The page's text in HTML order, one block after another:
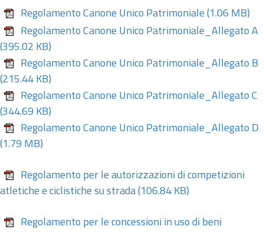
Regolamento Canone Unico Patrimoniale (1.06 MB)
Regolamento Canone Unico Patrimoniale_Allegato A
(395.02 KB)
Regolamento Canone Unico Patrimoniale_Allegato B
(215.44 KB)
Regolamento Canone Unico Patrimoniale_Allegato C
(344.69 KB)
Regolamento Canone Unico Patrimoniale_Allegato D
(1.79 MB)
Regolamento per le autorizzazioni di competizioni
atletiche e ciclistiche su strada (106.84 KB)
Regolamento per le concessioni in uso di beni